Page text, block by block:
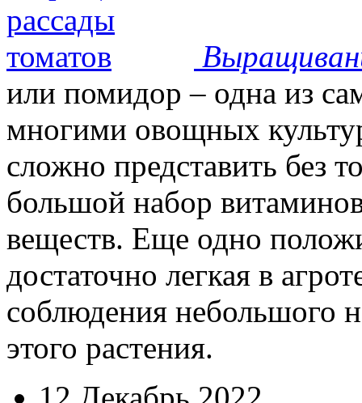
или помидор – одна из
многими овощных
сложно представить без
большой набор
веществ. Еще одно
достаточно легкая в
соблюдения небольшого
этого растения.